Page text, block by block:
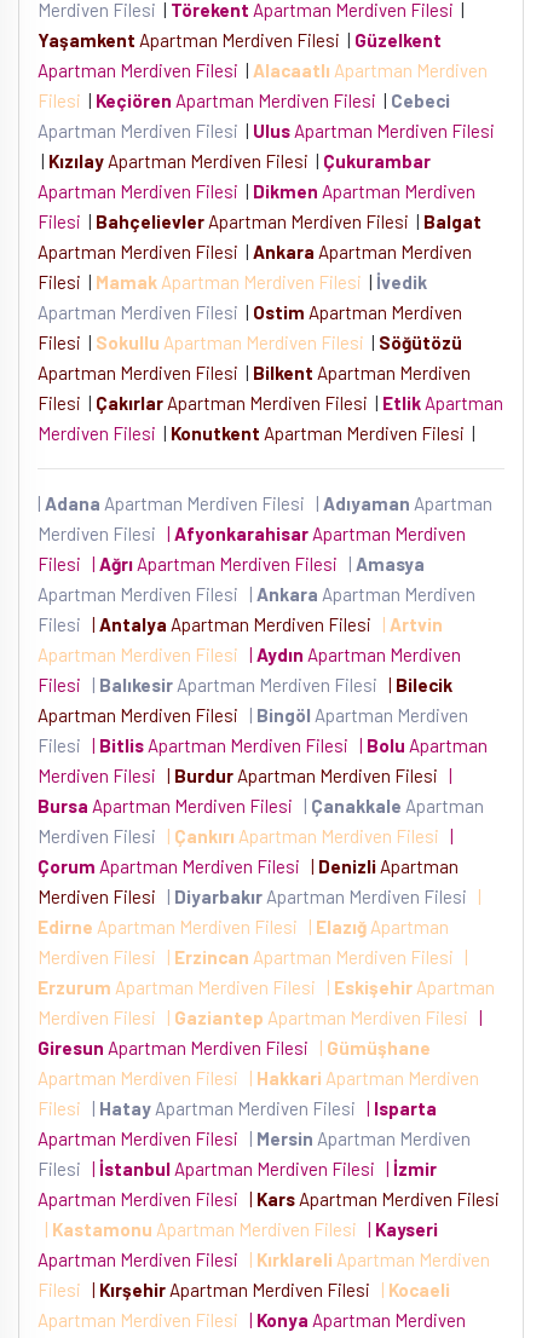
Merdiven Filesi | Törekent Apartman Merdiven Filesi |
Yaşamkent Apartman Merdiven Filesi | Güzelkent
Apartman Merdiven Filesi | Alacaatlı Apartman Merdiven
Filesi | Keçiören Apartman Merdiven Filesi | Cebeci
Apartman Merdiven Filesi | Ulus Apartman Merdiven Filesi
| Kızılay Apartman Merdiven Filesi | Çukurambar
Apartman Merdiven Filesi | Dikmen Apartman Merdiven
Filesi | Bahçelievler Apartman Merdiven Filesi | Balgat
Apartman Merdiven Filesi | Ankara Apartman Merdiven
Filesi | Mamak Apartman Merdiven Filesi | İvedik
Apartman Merdiven Filesi | Ostim Apartman Merdiven
Filesi | Sokullu Apartman Merdiven Filesi | Söğütözü
Apartman Merdiven Filesi | Bilkent Apartman Merdiven
Filesi | Çakırlar Apartman Merdiven Filesi | Etlik Apartman
Merdiven Filesi | Konutkent Apartman Merdiven Filesi |
| Adana Apartman Merdiven Filesi | Adıyaman Apartman
Merdiven Filesi | Afyonkarahisar Apartman Merdiven
Filesi | Ağrı Apartman Merdiven Filesi | Amasya
Apartman Merdiven Filesi
| Ankara Apartman Merdiven
Filesi | Antalya Apartman Merdiven Filesi | Artvin
Apartman Merdiven Filesi | Aydın Apartman Merdiven
Filesi
| Balıkesir Apartman Merdiven Filesi | Bilecik
Apartman Merdiven Filesi
| Bingöl Apartman Merdiven
Filesi | Bitlis Apartman Merdiven Filesi | Bolu Apartman
Merdiven Filesi | Burdur Apartman Merdiven Filesi |
Bursa Apartman Merdiven Filesi | Çanakkale Apartman
Merdiven Filesi
| Çankırı Apartman Merdiven Filesi |
Çorum Apartman Merdiven Filesi | Denizli Apartman
Merdiven Filesi
| Diyarbakır Apartman Merdiven Filesi
|
Edirne Apartman Merdiven Filesi | Elazığ Apartman
Merdiven Filesi
| Erzincan Apartman Merdiven Filesi
|
Erzurum Apartman Merdiven Filesi | Eskişehir Apartman
Merdiven Filesi
| Gaziantep Apartman Merdiven Filesi |
Giresun Apartman Merdiven Filesi | Gümüşhane
Apartman Merdiven Filesi
| Hakkari Apartman Merdiven
Filesi
| Hatay Apartman Merdiven Filesi | Isparta
Apartman Merdiven Filesi
| Mersin Apartman Merdiven
Filesi | İstanbul Apartman Merdiven Filesi | İzmir
Apartman Merdiven Filesi | Kars Apartman Merdiven Filesi
| Kastamonu Apartman Merdiven Filesi | Kayseri
Apartman Merdiven Filesi
| Kırklareli Apartman Merdiven
Filesi | Kırşehir Apartman Merdiven Filesi | Kocaeli
Apartman Merdiven Filesi | Konya Apartman Merdiven